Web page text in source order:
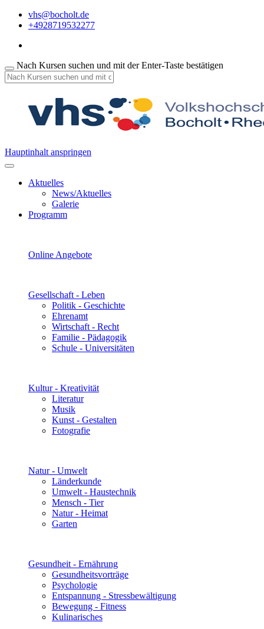
vhs@bocholt.de
+4928719532277
Nach Kursen suchen und mit der Enter-Taste bestätigen
Hauptinhalt anspringen
Aktuelles
News/Aktuelles
Galerie
Programm
Online Angebote
Gesellschaft - Leben
Politik - Geschichte
Ehrenamt
Wirtschaft - Recht
Familie - Pädagogik
Schule - Universitäten
Kultur - Kreativität
Literatur
Musik
Kunst - Gestalten
Fotografie
Natur - Umwelt
Länderkunde
Umwelt - Haustechnik
Mensch - Tier
Natur - Heimat
Garten
Gesundheit - Ernährung
Gesundheitsvorträge
Psychologie
Entspannung - Stressbewältigung
Bewegung - Fitness
Kulinarisches